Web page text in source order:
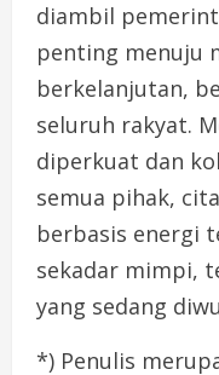
diambil
penting menuju
berkelanjutan,
seluruh rakyat.
diperkuat dan
semua pihak,
berbasis energi
sekadar mimpi,
yang sedang
*) Penulis